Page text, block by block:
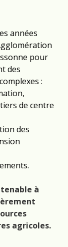
années
pour
des
:
de centre
des
à
agricoles.